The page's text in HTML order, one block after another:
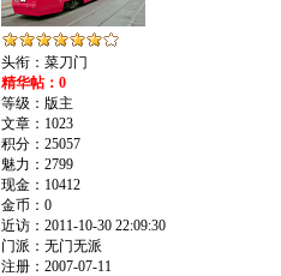
头衔：菜刀门
精华帖：0
等级：版主
文章：1023
积分：25057
魅力：2799
现金：10412
金币：0
近访：2011-10-30 22:09:30
门派：无门无派
注册：2007-07-11